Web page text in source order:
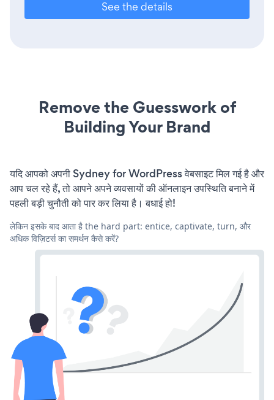
See the details
Remove the Guesswork of
Building Your Brand
यदि आपको अपनी Sydney for WordPress वेबसाइट मिल गई है और
आप चल रहे हैं, तो आपने अपने व्यवसायों की ऑनलाइन उपस्थिति बनाने में
पहली बड़ी चुनौती को पार कर लिया है। बधाई हो!
लेकिन इसके बाद आता है the hard part: entice, captivate, turn, और
अधिक विज़िटर्स का समर्थन कैसे करें?